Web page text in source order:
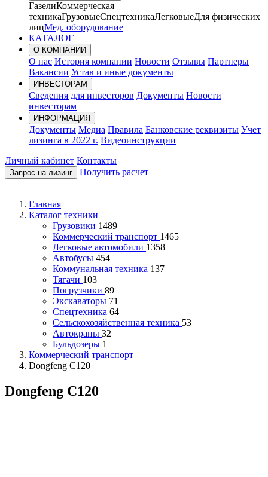
ГазелиКоммерческая
техникаГрузовыеСпецтехникаЛегковыеДля физических
лицМед. оборудование
КАТАЛОГ
О КОМПАНИИ
О нас История компании Новости Отзывы Партнеры
Вакансии Устав и иные документы
ИНВЕСТОРАМ
Сведения для инвесторов Документы Новости
инвесторам
ИНФОРМАЦИЯ
Документы Медиа Правила Банковские реквизиты Учет
лизинга в 2022 г. Видеоинструкции
Личный кабинет Контакты
Запрос на лизинг Получить расчет
Главная
Каталог техники
Грузовики 1489
Коммерческий транспорт 1465
Легковые автомобили 1358
Автобусы 454
Коммунальная техника 137
Тягачи 103
Погрузчики 89
Экскаваторы 71
Спецтехника 64
Сельскохозяйственная техника 53
Автокраны 32
Бульдозеры 1
Коммерческий транспорт
Dongfeng C120
Dongfeng C120